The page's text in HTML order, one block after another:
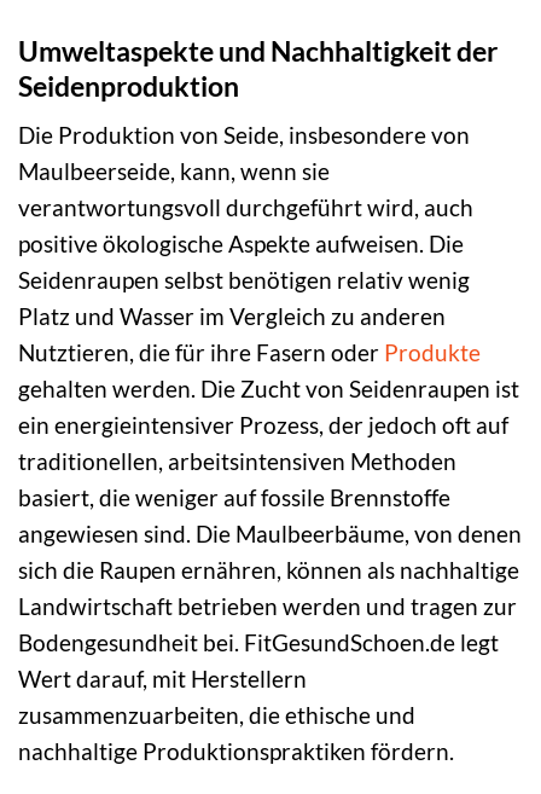
Umweltaspekte und Nachhaltigkeit der
Seidenproduktion
Die Produktion von Seide, insbesondere von
Maulbeerseide, kann, wenn sie
verantwortungsvoll durchgeführt wird, auch
positive ökologische Aspekte aufweisen. Die
Seidenraupen selbst benötigen relativ wenig
Platz und Wasser im Vergleich zu anderen
Nutztieren, die für ihre Fasern oder Produkte
gehalten werden. Die Zucht von Seidenraupen ist
ein energieintensiver Prozess, der jedoch oft auf
traditionellen, arbeitsintensiven Methoden
basiert, die weniger auf fossile Brennstoffe
angewiesen sind. Die Maulbeerbäume, von denen
sich die Raupen ernähren, können als nachhaltige
Landwirtschaft betrieben werden und tragen zur
Bodengesundheit bei. FitGesundSchoen.de legt
Wert darauf, mit Herstellern
zusammenzuarbeiten, die ethische und
nachhaltige Produktionspraktiken fördern.